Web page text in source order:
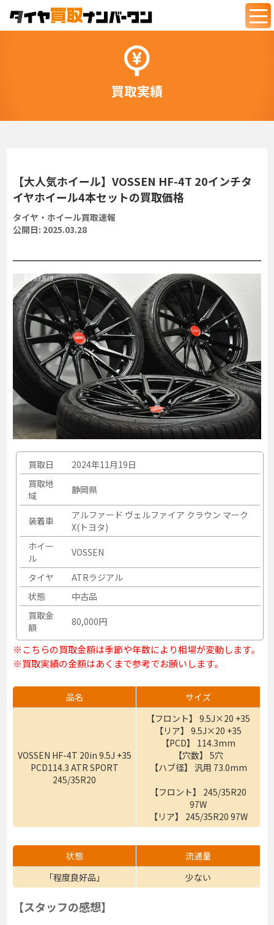
買取実績
【大人気ホイール】VOSSEN HF-4T 20インチタ
イヤホイール4本セットの買取価格
タイヤ・ホイール買取速報
公開日: 2025.03.28
買取日
2024年11月19日
買取地
域
静岡県
装着車
アルファード ヴェルファイア クラウン マーク
X(トヨタ)
ホイー
ル
VOSSEN
タイヤ
ATRラジアル
状態
中古品
買取金
額
80,000円
※こちらの買取金額は季節や年数により相場が変動します。
※買取実績の金額はあくまで参考でお願いします。
品名 サイズ
VOSSEN HF-4T 20in 9.5J +35
PCD114.3 ATR SPORT
245/35R20
【フロント】 9.5J×20 +35
【リア】 9.5J×20 +35
【PCD】 114.3mm
【穴数】 5穴
【ハブ径】 汎用 73.0mm
【フロント】 245/35R20
97W
【リア】 245/35R20 97W
状態
流通量
「程度良好品」
少ない
【スタッフの感想】